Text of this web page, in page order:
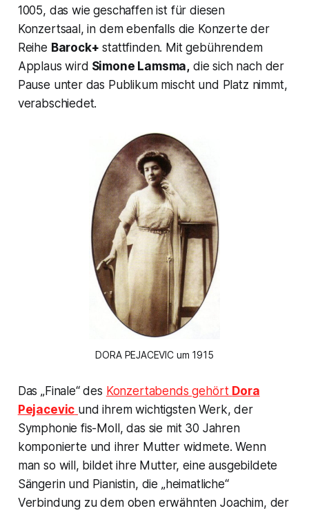
1005, das wie geschaffen ist für diesen
Konzertsaal, in dem ebenfalls die Konzerte der
Reihe Barock+ stattfinden. Mit gebührendem
Applaus wird Simone Lamsma, die sich nach der
Pause unter das Publikum mischt und Platz nimmt,
verabschiedet.
DORA PEJACEVIC um 1915
Das „Finale“ des Konzertabends gehört Dora
Pejacevic und ihrem wichtigsten Werk, der
Symphonie fis-Moll, das sie mit 30 Jahren
komponierte und ihrer Mutter widmete. Wenn
man so will, bildet ihre Mutter, eine ausgebildete
Sängerin und Pianistin, die „heimatliche“
Verbindung zu dem oben erwähnten Joachim, der